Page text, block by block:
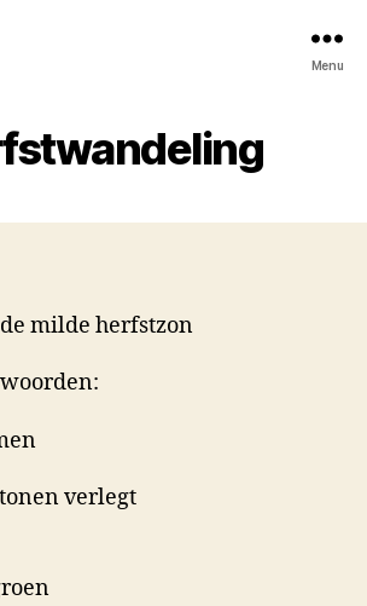
Menu
milde herfstzon
verlegt